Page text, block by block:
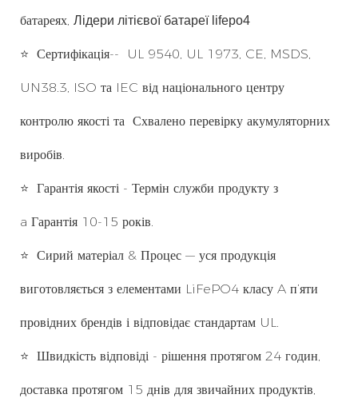
батареях, Лідери літієвої батареї lifepo4
⭐ Сертифікація-- UL 9540, UL 1973, CE, MSDS,
UN38.3, ISO та IEC від національного центру
контролю якості та Схвалено перевірку акумуляторних
виробів.
⭐ Гарантія якості - Термін служби продукту з
a Гарантія 10-15 років.
⭐ Сирий матеріал & Процес — уся продукція
виготовляється з елементами LiFePO4 класу A п’яти
провідних брендів і відповідає стандартам UL.
⭐ Швидкість відповіді - рішення протягом 24 годин,
доставка протягом 15 днів для звичайних продуктів,